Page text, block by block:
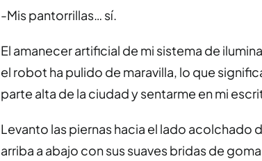
-Mis pantorrillas… sí.
El amanecer artificial de mi sistema de
el robot ha pulido de maravilla, lo que
parte alta de la ciudad y sentarme en mi
Levanto las piernas hacia el lado acolchado
arriba a abajo con sus suaves bridas de